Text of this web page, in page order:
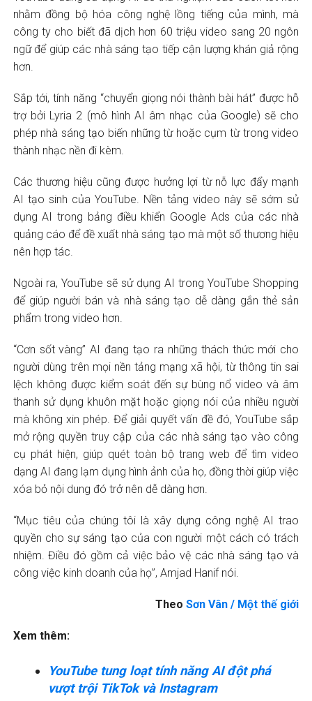
nhằm đồng bộ hóa công nghệ lồng tiếng của mình, mà
công ty cho biết đã dịch hơn 60 triệu video sang 20 ngôn
ngữ để giúp các nhà sáng tạo tiếp cận lượng khán giả rộng
hơn.
Sắp tới, tính năng “chuyển giọng nói thành bài hát” được hỗ
trợ bởi Lyria 2 (mô hình AI âm nhạc của Google) sẽ cho
phép nhà sáng tạo biến những từ hoặc cụm từ trong video
thành nhạc nền đi kèm.
Các thương hiệu cũng được hưởng lợi từ nỗ lực đẩy mạnh
AI tạo sinh của YouTube. Nền tảng video này sẽ sớm sử
dụng AI trong bảng điều khiển Google Ads của các nhà
quảng cáo để đề xuất nhà sáng tạo mà một số thương hiệu
nên hợp tác.
Ngoài ra, YouTube sẽ sử dụng AI trong YouTube Shopping
để giúp người bán và nhà sáng tạo dễ dàng gắn thẻ sản
phẩm trong video hơn.
“Cơn sốt vàng” AI đang tạo ra những thách thức mới cho
người dùng trên mọi nền tảng mạng xã hội, từ thông tin sai
lệch không được kiểm soát đến sự bùng nổ video và âm
thanh sử dụng khuôn mặt hoặc giọng nói của nhiều người
mà không xin phép. Để giải quyết vấn đề đó, YouTube sắp
mở rộng quyền truy cập của các nhà sáng tạo vào công
cụ phát hiện, giúp quét toàn bộ trang web để tìm video
dạng AI đang lạm dụng hình ảnh của họ, đồng thời giúp việc
xóa bỏ nội dung đó trở nên dễ dàng hơn.
“Mục tiêu của chúng tôi là xây dựng công nghệ AI trao
quyền cho sự sáng tạo của con người một cách có trách
nhiệm. Điều đó gồm cả việc bảo vệ các nhà sáng tạo và
công việc kinh doanh của họ”, Amjad Hanif nói.
TheoSơn Vân / Một thế giới
Xem thêm:
YouTube tung loạt tính năng AI đột phá
vượt trội TikTok và Instagram